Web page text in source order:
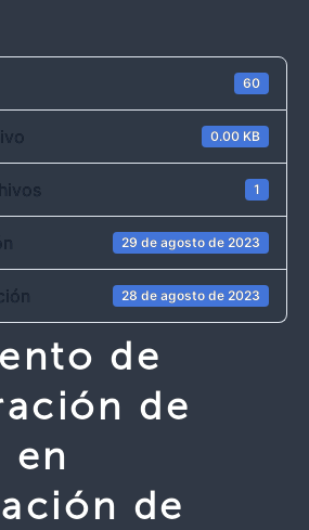
60
0.00 KB
1
29 de agosto de 2023
28 de agosto de 2023
de
de
en
de